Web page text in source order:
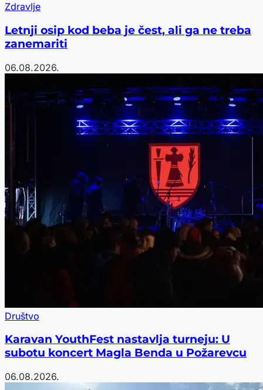
Zdravlje
Letnji osip kod beba je čest, ali ga ne treba
zanemariti
06.08.2026.
Društvo
Karavan YouthFest nastavlja turneju: U
subotu koncert Magla Benda u Požarevcu
06.08.2026.